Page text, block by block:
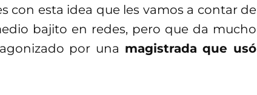
con esta idea que les vamos a contar de
bajito en redes, pero que da mucho
por una magistrada que usó